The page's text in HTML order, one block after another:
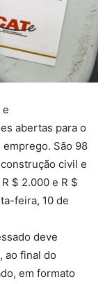
e
abertas para o
São 98
civil e
$ 2.000 e R $
feira, 10 de
deve
ao final do
em formato